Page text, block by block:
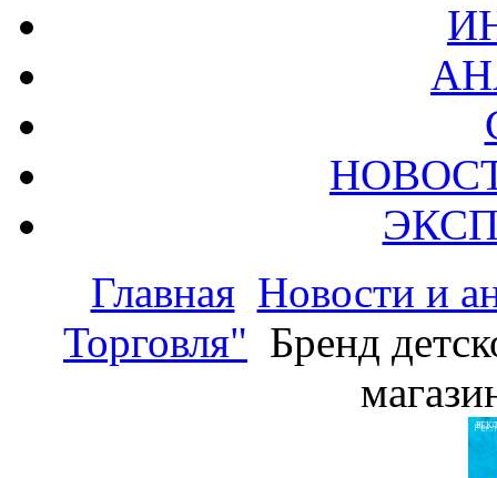
Главная Новости и
Торговля" Бренд